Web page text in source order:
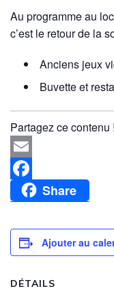
Au programme au
c’est le retour de la
Anciens jeux
Buvette et
Partagez ce contenu !
Email
FacebookShare
Ajouter au
DÉTAILS